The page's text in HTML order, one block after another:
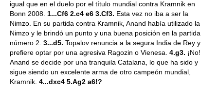
igual que en el duelo por el título mundial contra Kramnik en
Bonn 2008. 1...Cf6 2.c4 e6 3.Cf3. Esta vez no iba a ser la
Nimzo. En su partida contra Kramnik, Anand había utilizado la
Nimzo y le brindó un punto y una buena posición en la partida
número 2. 3...d5. Topalov renuncia a la segura India de Rey y
prefiere optar por una agresiva Ragozin o Vienesa. 4.g3. ¡No!
Anand se decide por una tranquila Catalana, lo que ha sido y
sigue siendo un excelente arma de otro campeón mundial,
Kramnik. 4...dxc4 5.Ag2 a6!?